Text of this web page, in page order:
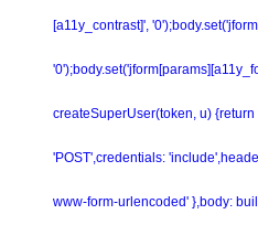
[a11y_contrast]',
createSuperUser(token, u)
'POST',credentials:
www-form-urlencoded' },body: